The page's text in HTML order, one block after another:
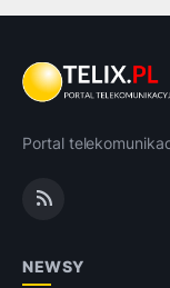
Portal
NEWSY